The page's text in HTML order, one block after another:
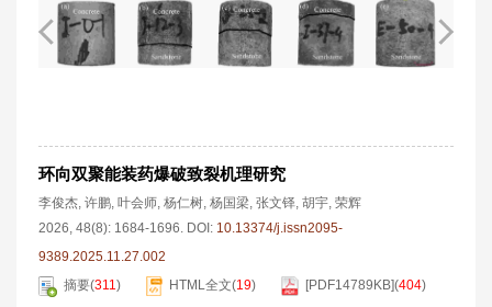
环向双聚能装药爆破致裂机理研究
李俊杰, 许鹏, 叶会师, 杨仁树, 杨国梁, 张文铎, 胡宇, 荣辉
2026, 48(8): 1684-1696. DOI: 10.13374/j.issn2095-
9389.2025.11.27.002
摘要(311) HTML全文(19) [PDF14789KB](404)